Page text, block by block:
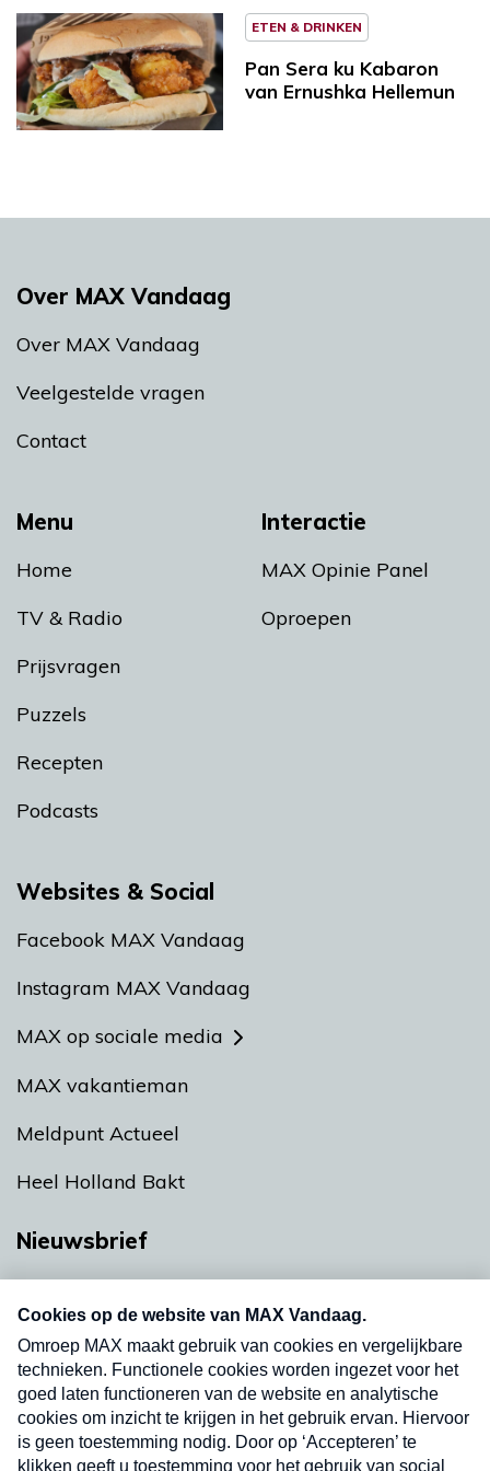
ETEN & DRINKEN
Pan Sera ku Kabaron
van Ernushka Hellemun
Menu
Home
TV & Radio
Prijsvragen
Puzzels
Recepten
Podcasts
Interactie
MAX Opinie Panel
Oproepen
Over MAX Vandaag
Over MAX Vandaag
Veelgestelde vragen
Contact
Websites & Social
Facebook MAX Vandaag
Instagram MAX Vandaag
MAX op sociale media
MAX vakantieman
Meldpunt Actueel
Heel Holland Bakt
Nieuwsbrief
nieuwsbrief. Elke vrijdag- en dinsdagochtend in
uw mailbox.
Verzend